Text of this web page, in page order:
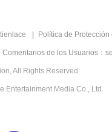
Política de
Comentarios de los Usuarios：
All Rights Reserved
Entertainment Media Co., Ltd.